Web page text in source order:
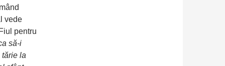
vede
pentru
să-i
la